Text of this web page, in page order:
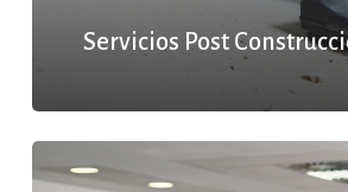
Servicios Post